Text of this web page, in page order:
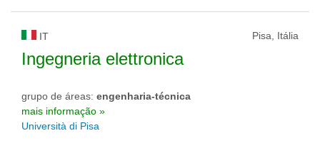
IT Pisa, Itália
Ingegneria elettronica
grupo de áreas: engenharia-técnica
mais informação »
Università di Pisa